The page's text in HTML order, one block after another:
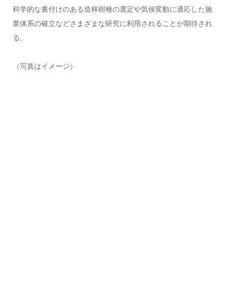
科学的な裏付けのある造林樹種の選定や気候変動に適応した施
業体系の確立などさまざまな研究に利用されることが期待され
る。
（写真はイメージ）